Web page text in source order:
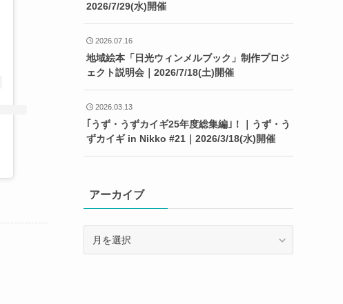
2026/7/29(水)開催
2026.07.16
地域絵本「日光ウィンメルブック」制作プロジ
ェクト説明会｜2026/7/18(土)開催
2026.03.13
｢うず・うずカイギ25年度総集編｣！｜うず・う
ずカイギ in Nikko #21｜2026/3/18(水)開催
アーカイブ